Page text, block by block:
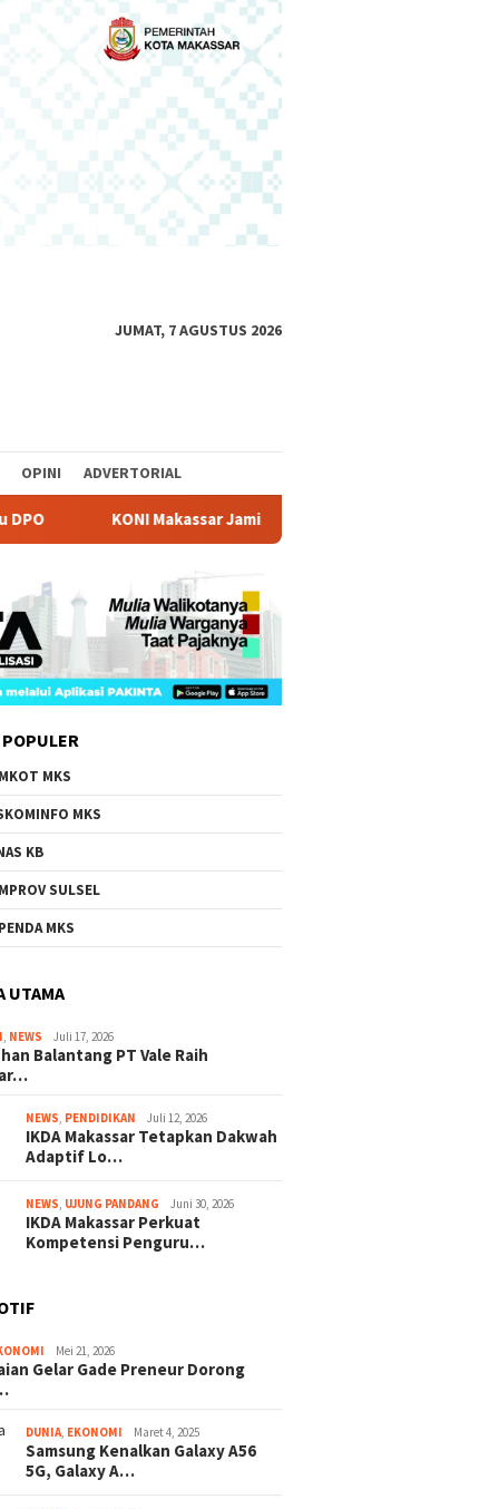
JUMAT, 7 AGUSTUS 2026
OPINI ADVERTORIAL
KONI Makassar Jamin Seluruh Atlet PORPROV 2026 Resmi
MKS
MKS
KB
SULSEL
MKS
UTAMA
, NEWS Juli 17, 2026
Balantang PT Vale Raih
NEWS, PENDIDIKAN Juli 12, 2026
IKDA Makassar Tetapkan Dakwah
Adaptif Lo…
NEWS, UJUNG PANDANG Juni 30, 2026
IKDA Makassar Perkuat
Kompetensi Penguru…
Mei 21, 2026
Gelar Gade Preneur Dorong
DUNIA, EKONOMI Maret 4, 2025
Samsung Kenalkan Galaxy A56
5G, Galaxy A…